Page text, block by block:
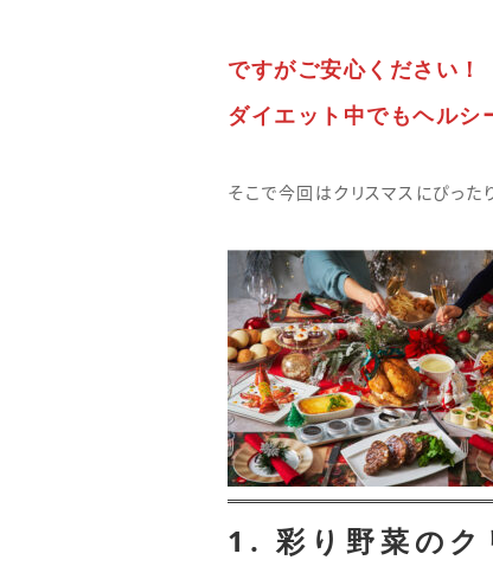
ですがご安心ください！
ダイエット中でもヘルシ
そこで今回はクリスマスにぴった
1. 彩り野菜のク